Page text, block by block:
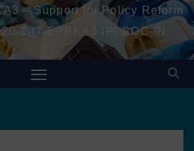
– Support for Policy Reform
1-IT-EPPKA3-IPI-SOC-IN